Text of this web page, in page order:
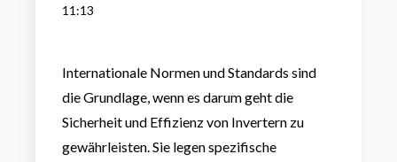
11:13
Internationale Normen und Standards sind
die Grundlage, wenn es darum geht die
Sicherheit und Effizienz von Invertern zu
gewährleisten. Sie legen spezifische